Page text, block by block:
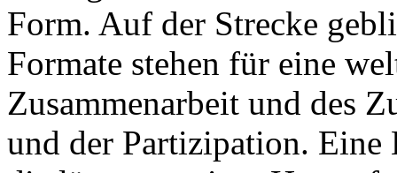
Form. Auf der Strecke
Formate stehen für eine
Zusammenarbeit und des
und der Partizipation.